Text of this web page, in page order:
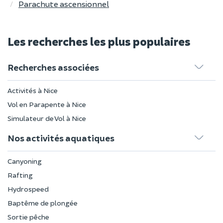
Parachute ascensionnel
Les recherches les plus populaires
Recherches associées
Activités à Nice
Vol en Parapente à Nice
Simulateur de Vol à Nice
Nos activités aquatiques
Canyoning
Rafting
Hydrospeed
Baptême de plongée
Sortie pêche